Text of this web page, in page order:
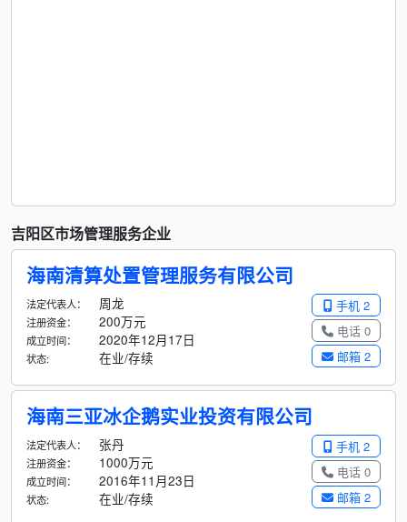
吉阳区市场管理服务企业
海南清算处置管理服务有限公司
手机 2
电话 0
邮箱 2
法定代表人： 周龙
注册资金： 200万元
成立时间： 2020年12月17日
状态: 在业/存续
海南三亚冰企鹅实业投资有限公司
手机 2
电话 0
邮箱 2
法定代表人： 张丹
注册资金： 1000万元
成立时间： 2016年11月23日
状态: 在业/存续